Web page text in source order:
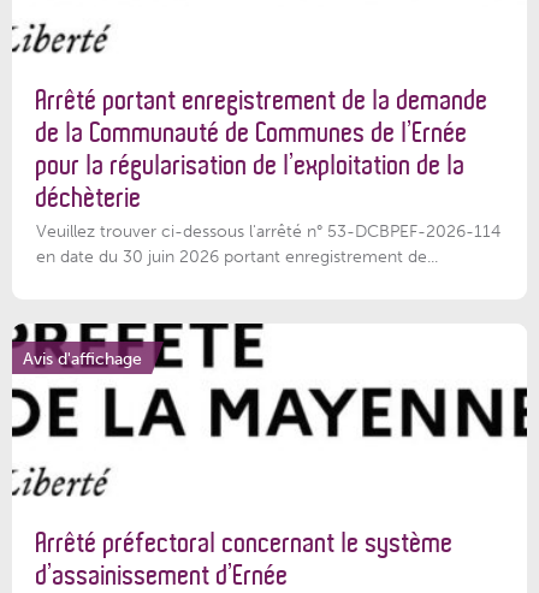
Arrêté portant enregistrement de la demande
de la Communauté de Communes de l’Ernée
pour la régularisation de l’exploitation de la
déchèterie
Veuillez trouver ci-dessous l'arrêté n° 53-DCBPEF-2026-114
en date du 30 juin 2026 portant enregistrement de...
Avis d'affichage
Arrêté préfectoral concernant le système
d’assainissement d’Ernée